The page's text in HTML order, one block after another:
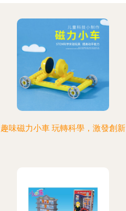
趣味磁力小車 玩轉科學，激發創新